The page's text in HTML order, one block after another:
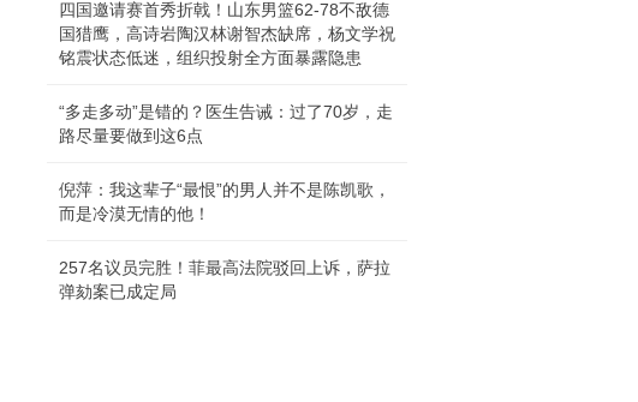
四国邀请赛首秀折戟！山东男篮62‑78不敌德
国猎鹰，高诗岩陶汉林谢智杰缺席，杨文学祝
铭震状态低迷，组织投射全方面暴露隐患
“多走多动”是错的？医生告诫：过了70岁，走
路尽量要做到这6点
倪萍：我这辈子“最恨”的男人并不是陈凯歌，
而是冷漠无情的他！
257名议员完胜！菲最高法院驳回上诉，萨拉
弹劾案已成定局